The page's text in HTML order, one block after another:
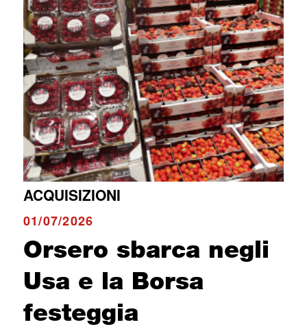
ACQUISIZIONI
01/07/2026
Orsero sbarca negli
Usa e la Borsa
festeggia